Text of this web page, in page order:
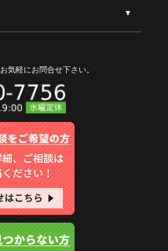
お気軽にお問合せ下さい。